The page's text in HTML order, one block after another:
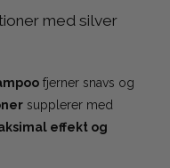
med silver
fjerner snavs og
supplerer med
effekt og